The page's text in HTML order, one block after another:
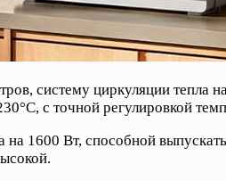
систему циркуляции
с точной регулировкой
1600 Вт, способной